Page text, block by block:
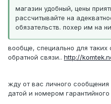
магазин удобный, цены
рассчитывайте на
обязательств. похер им на
вообще, специально для
обратной связи.. http://
жду от вас личного
датой и номером гарантийного